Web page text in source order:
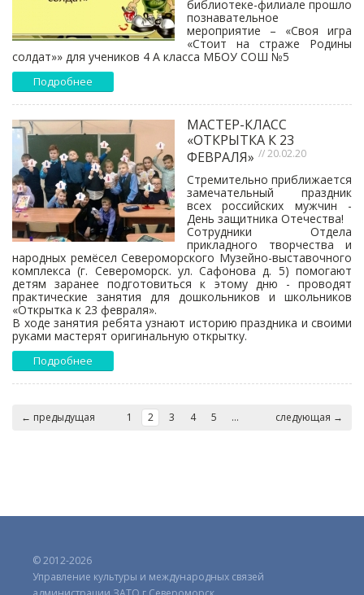
библиотеке-филиале прошло
познавательное
мероприятие – «Своя игра
«Стоит на страже Родины
солдат»» для учеников 4 А класса МБОУ СОШ №5
Подробнее
МАСТЕР-КЛАСС
«ОТКРЫТКА К 23
ФЕВРАЛЯ» // 20.02.20
Стремительно приближается
замечательный праздник
всех российских мужчин -
День защитника Отечества!
Сотрудники Отдела
прикладного творчества и
народных ремёсел Североморского Музейно-выставочного
комплекса (г. Североморск. ул. Сафонова д. 5) помогают
детям заранее подготовиться к этому дню - проводят
практические занятия для дошкольников и школьников
«Открытка к 23 февраля».
В ходе занятия ребята узнают историю праздника и своими
руками мастерят оригинальную открытку.
Подробнее
← предыдущая 1 2 3 4 5 ... следующая →
© 2012-2026
Управление культуры и международных связей